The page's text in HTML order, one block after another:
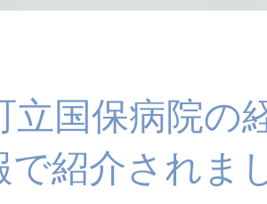
立国保病院の
で紹介されま